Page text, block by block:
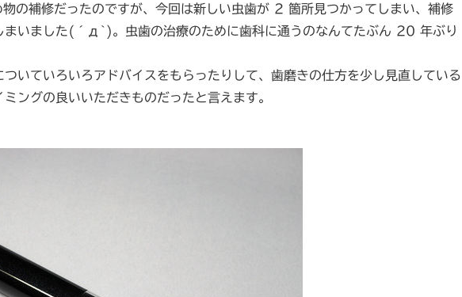
の補修だったのですが、今回は新しい虫歯が 2 箇所見つかってしまい、補修
まいました(´д`)。虫歯の治療のために歯科に通うのなんてたぶん 20 年ぶり
いていろいろアドバイスをもらったりして、歯磨きの仕方を少し見直している
ングの良いいただきものだったと言えます。